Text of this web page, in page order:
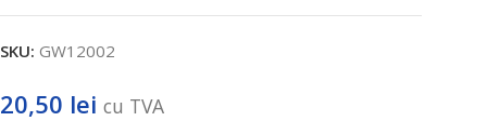
SKU: GW12002
20,50 lei cu TVA